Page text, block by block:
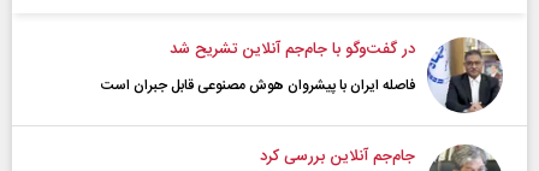
در گفت‌و‌گو با جام‌جم آنلاین تشریح شد
فاصله ایران با پیشرو‌ان هوش مصنوعی قابل جبران است
جام‌جم آنلاین بررسی کرد